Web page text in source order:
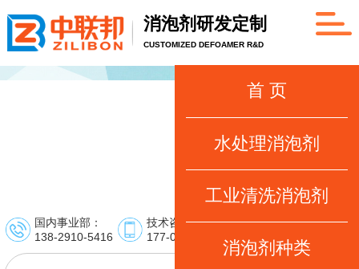
消泡剂研发定制
CUSTOMIZED DEFOAMER R&D
国内事业部：
138-2910-5416
技术咨询：
177-0261-1025
事业部：
139-2920-6859
首 页
水处理消泡剂
工业清洗消泡剂
消泡剂种类